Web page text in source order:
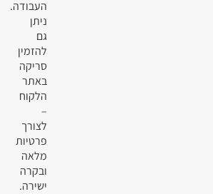
העבודה.
ניתן
גם
להזמין
סריקה
באתר
הלקוח
–
לצורך
פרטיות
מלאה
ובקרה
ישירה.